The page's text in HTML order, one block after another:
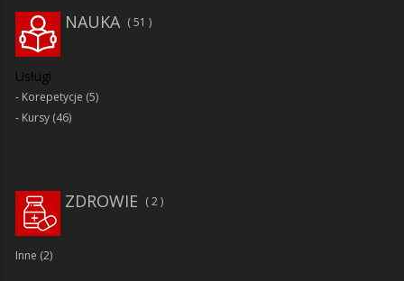
51
NAUKA
Usługi
Korepetycje (5)
Kursy (46)
ZDROWIE 2
Inne (2)